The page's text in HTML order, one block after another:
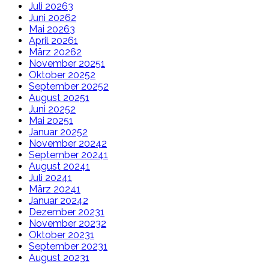
Juli 20263
Juni 20262
Mai 20263
April 20261
März 20262
November 20251
Oktober 20252
September 20252
August 20251
Juni 20252
Mai 20251
Januar 20252
November 20242
September 20241
August 20241
Juli 20241
März 20241
Januar 20242
Dezember 20231
November 20232
Oktober 20231
September 20231
August 20231